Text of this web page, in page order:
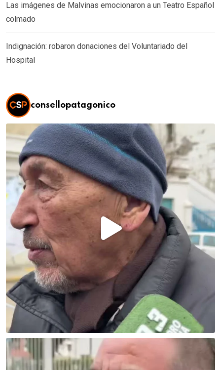
Las imágenes de Malvinas emocionaron a un Teatro Español
colmado
Indignación: robaron donaciones del Voluntariado del
Hospital
consellopatagonico